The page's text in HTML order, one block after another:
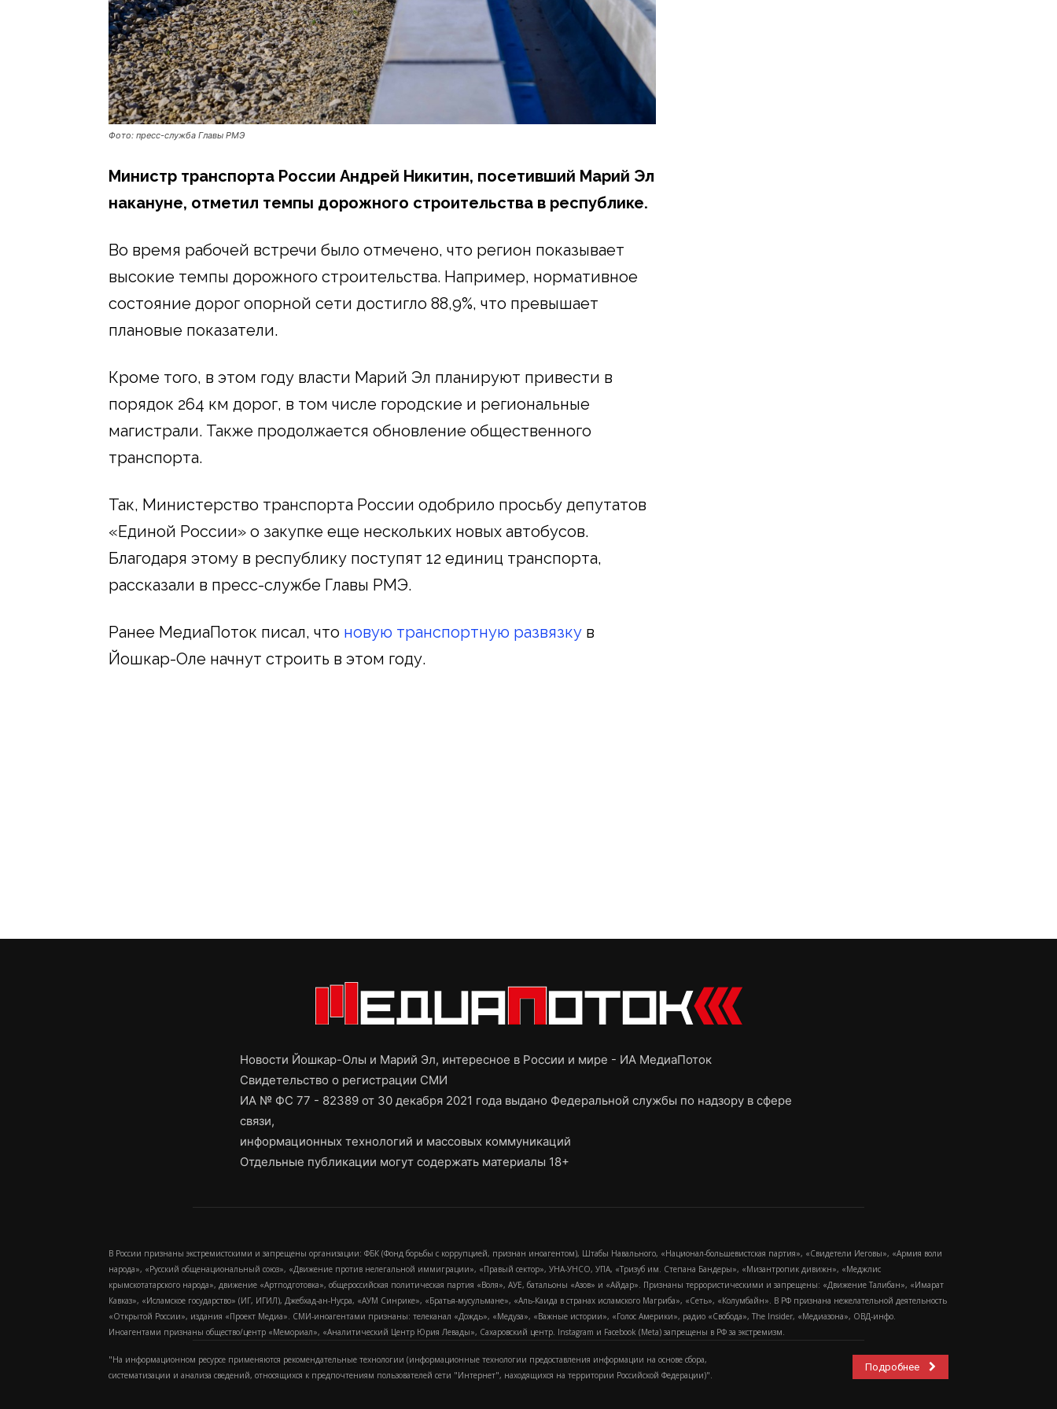
Фото: пресс-служба Главы РМЭ
Министр транспорта России Андрей Никитин, посетивший Марий Эл
накануне, отметил темпы дорожного строительства в республике.
Во время рабочей встречи было отмечено, что регион показывает
высокие темпы дорожного строительства. Например, нормативное
состояние дорог опорной сети достигло 88,9%, что превышает
плановые показатели.
Кроме того, в этом году власти Марий Эл планируют привести в
порядок 264 км дорог, в том числе городские и региональные
магистрали. Также продолжается обновление общественного
транспорта.
Так, Министерство транспорта России одобрило просьбу депутатов
«Единой России» о закупке еще нескольких новых автобусов.
Благодаря этому в республику поступят 12 единиц транспорта,
рассказали в пресс-службе Главы РМЭ.
Ранее МедиаПоток писал, что новую транспортную развязку в
Йошкар-Оле начнут строить в этом году.
Новости Йошкар-Олы и Марий Эл, интересное в России и мире - ИА МедиаПоток
Свидетельство о регистрации СМИ
ИА № ФС 77 - 82389 от 30 декабря 2021 года выдано Федеральной службы по надзору в сфере
связи,
информационных технологий и массовых коммуникаций
Отдельные публикации могут содержать материалы 18+
В России признаны экстремистскими и запрещены организации: ФБК (Фонд борьбы с коррупцией, признан иноагентом), Штабы Навального, «Национал-большевистская партия», «Свидетели Иеговы», «Армия воли
народа», «Русский общенациональный союз», «Движение против нелегальной иммиграции», «Правый сектор», УНА-УНСО, УПА, «Тризуб им. Степана Бандеры», «Мизантропик дивижн», «Меджлис
крымскотатарского народа», движение «Артподготовка», общероссийская политическая партия «Воля», АУЕ, батальоны «Азов» и «Айдар». Признаны террористическими и запрещены: «Движение Талибан», «Имарат
Кавказ», «Исламское государство» (ИГ, ИГИЛ), Джебхад-ан-Нусра, «АУМ Синрике», «Братья-мусульмане», «Аль-Каида в странах исламского Магриба», «Сеть», «Колумбайн». В РФ признана нежелательной деятельность
«Открытой России», издания «Проект Медиа». СМИ-иноагентами признаны: телеканал «Дождь», «Медуза», «Важные истории», «Голос Америки», радио «Свобода», The Insider, «Медиазона», ОВД-инфо.
Иноагентами признаны общество/центр «Мемориал», «Аналитический Центр Юрия Левады», Сахаровский центр. Instagram и Facebook (Metа) запрещены в РФ за экстремизм.
"На информационном ресурсе применяются рекомендательные технологии (информационные технологии предоставления информации на основе сбора,
систематизации и анализа сведений, относящихся к предпочтениям пользователей сети "Интернет", находящихся на территории Российской Федерации)".
Подробнее